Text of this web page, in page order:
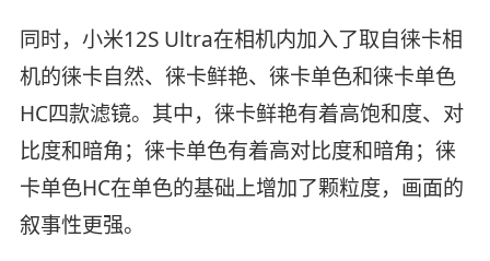
同时，小米12S Ultra在相机内加入了取自徕卡相
机的徕卡自然、徕卡鲜艳、徕卡单色和徕卡单色
HC四款滤镜。其中，徕卡鲜艳有着高饱和度、对
比度和暗角；徕卡单色有着高对比度和暗角；徕
卡单色HC在单色的基础上增加了颗粒度，画面的
叙事性更强。